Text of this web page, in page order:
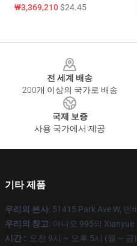
₩3,369,210$24.45
전 세계 배송
200개 이상의 국가로 배송
국제 보증
사용 국가에서 제공
기타 제품
우리의 본사: 51415 Park Ave W, 덴
우리의 창고: 아니오 995의 Xianyue
시간 :: 오전 9시 ~ 오후 5시 (월 ~ 금)